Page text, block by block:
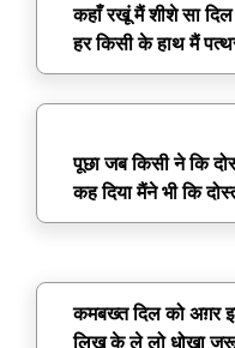
कहाँ रखूं मैं शीशे सा
हर किसी के हाथ मैं
पूछा जब किसी ने कि
कह दिया मैंने भी कि
कमबख्त दिल को अग़र
लिख के ले लो धोखा